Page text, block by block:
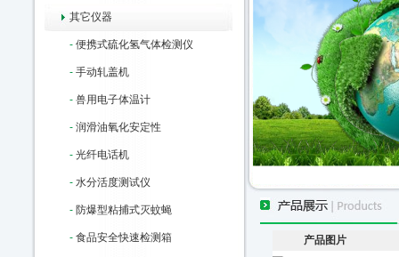
其它仪器
- 便携式硫化氢气体检测仪
- 手动轧盖机
- 兽用电子体温计
- 润滑油氧化安定性
- 光纤电话机
- 水分活度测试仪
- 防爆型粘捕式灭蚊蝇
- 食品安全快速检测箱 产品图片